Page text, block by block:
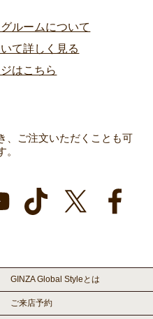
、ご注文いただくことも可
。
GINZA Global Styleとは
ご来店予約